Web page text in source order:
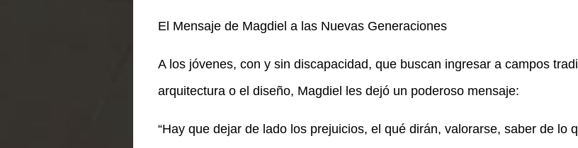
El Mensaje de Magdiel a las Nuevas Generaciones
A los jóvenes, con y sin discapacidad, que buscan ingresar a campos
arquitectura o el diseño, Magdiel les dejó un poderoso mensaje:
“Hay que dejar de lado los prejuicios, el qué dirán, valorarse, saber de lo